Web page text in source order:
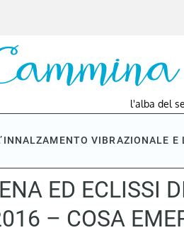
l'alba del
VIBRAZIONALE
ED ECLISSI
– COSA